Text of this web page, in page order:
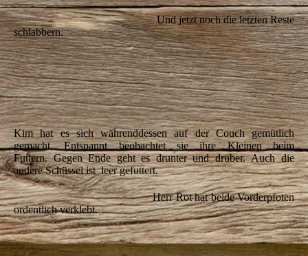
Und jetzt noch die letzten Reste
schlabbern.
IMG_5635
IMG_5636
IMG_5638
Kim hat es sich währenddessen auf der Couch gemütlich
gemacht. Entspannt beobachtet sie ihre Kleinen beim
Futtern.Gegen Ende geht es drunter und drüber.Auch die
andere Schüssel ist leer gefuttert.
Herr Rot hat beide Vorderpfoten
ordentlich verklebt.
IMG_5639